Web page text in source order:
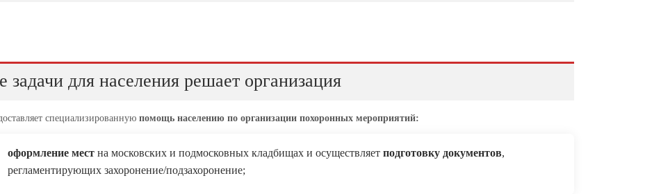
задачи для населения решает организация
специализированную помощь населению по организации похоронных мероприятий:
оформление мест на московских и подмосковных кладбищах и осуществляет подготовку документов,
регламентирующих захоронение/подзахоронение;